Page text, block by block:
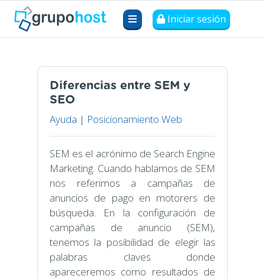
Iniciar sesión
Diferencias entre SEM y
SEO
Ayuda | Posicionamiento Web
SEM es el acrónimo de Search Engine
Marketing. Cuando hablamos de SEM
nos referimos a campañas de
anuncios de pago en motorers de
búsqueda. En la configuración de
campañas de anuncio (SEM),
tenemos la posibilidad de elegir las
palabras claves donde
apareceremos como resultados de